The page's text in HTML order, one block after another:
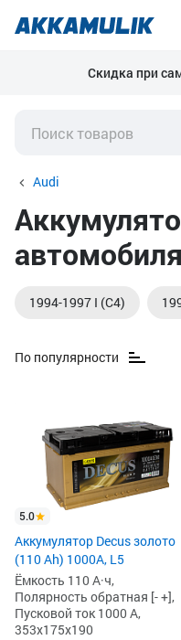
Скидка при
Audi
1994-1997 I (C4)
По популярности
5.0
Аккумулятор Decus золото
(110 Ah) 1000A, L5
Ёмкость 110 А·ч,
Полярность обратная [- +],
Пусковой ток 1000 А,
353x175x190